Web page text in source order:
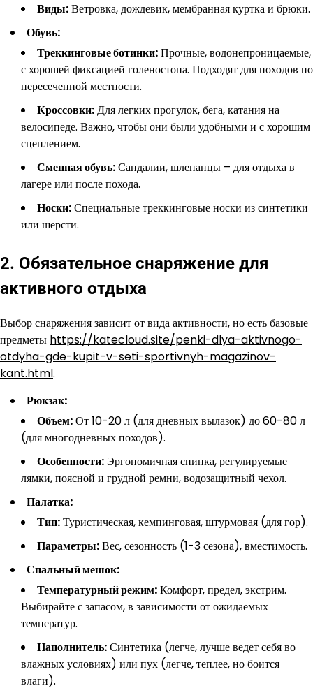
Виды:Ветровка, дождевик, мембранная куртка и брюки.
Обувь:
Треккинговые ботинки:Прочные, водонепроницаемые,
с хорошей фиксацией голеностопа. Подходят для походов по
пересеченной местности.
Кроссовки:Для легких прогулок, бега, катания на
велосипеде. Важно, чтобы они были удобными и с хорошим
сцеплением.
Сменная обувь:Сандалии, шлепанцы – для отдыха в
лагере или после похода.
Носки:Специальные треккинговые носки из синтетики
или шерсти.
2. Обязательное снаряжение для
активного отдыха
Выбор снаряжения зависит от вида активности, но есть базовые
предметы https://katecloud.site/penki-dlya-aktivnogo-
otdyha-gde-kupit-v-seti-sportivnyh-magazinov-
kant.html.
Рюкзак:
Объем:От 10-20 л (для дневных вылазок) до 60-80 л
(для многодневных походов).
Особенности:Эргономичная спинка, регулируемые
лямки, поясной и грудной ремни, водозащитный чехол.
Палатка:
Тип:Туристическая, кемпинговая, штурмовая (для гор).
Параметры:Вес, сезонность (1-3 сезона), вместимость.
Спальный мешок:
Температурный режим:Комфорт, предел, экстрим.
Выбирайте с запасом, в зависимости от ожидаемых
температур.
Наполнитель:Синтетика (легче, лучше ведет себя во
влажных условиях) или пух (легче, теплее, но боится
влаги).